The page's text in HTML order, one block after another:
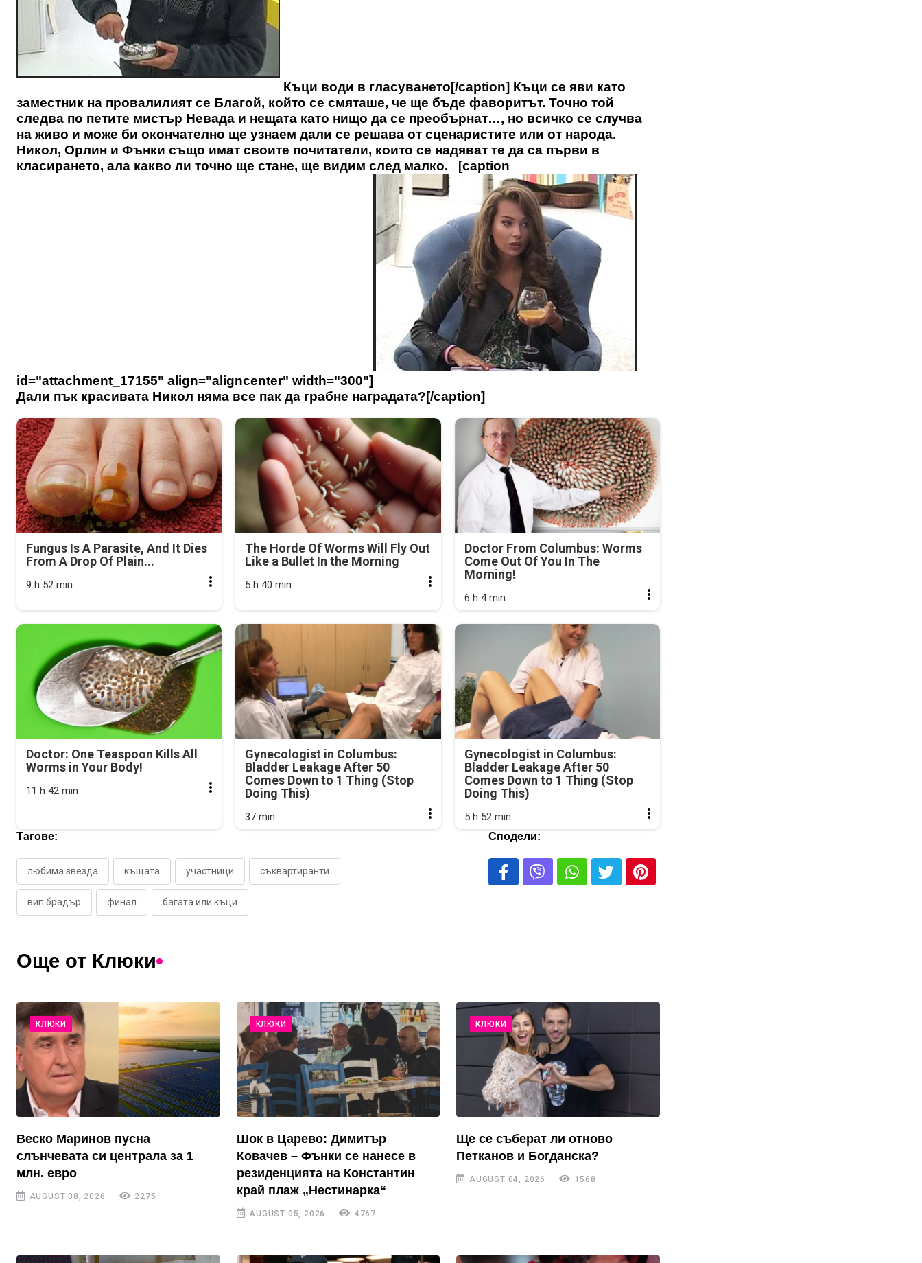
Къци води в гласуването[/caption] Къци се яви като
заместник на провалилият се Благой, който се смяташе, че ще бъде фаворитът. Точно той
следва по петите мистър Невада и нещата като нищо да се преобърнат…, но всичко се случва
на живо и може би окончателно ще узнаем дали се решава от сценаристите или от народа.
Никол, Орлин и Фънки също имат своите почитатели, които се надяват те да са първи в
класирането, ала какво ли точно ще стане, ще видим след малко. [caption
id="attachment_17155" align="aligncenter" width="300"]
Дали пък красивата Никол няма все пак да грабне наградата?[/caption]
Fungus Is A Parasite, And It Dies
From A Drop Of Plain...
9 h 52 min
The Horde Of Worms Will Fly Out
Like a Bullet In the Morning
5 h 40 min
Doctor From Columbus: Worms
Come Out Of You In The
Morning!
6 h 4 min
Doctor: One Teaspoon Kills All
Worms in Your Body!
11 h 42 min
Gynecologist in Columbus:
Bladder Leakage After 50
Comes Down to 1 Thing (Stop
Doing This)
37 min
Gynecologist in Columbus:
Bladder Leakage After 50
Comes Down to 1 Thing (Stop
Doing This)
5 h 52 min
Тагове:
любима звезда къщата участници съквартиранти
вип брадър финал багата или къци
Сподели:
Още от Клюки
КЛЮКИ
Веско Маринов пусна
слънчевата си централа за 1
млн. евро
AUGUST 08, 2026 2275
КЛЮКИ
Шок в Царево: Димитър
Ковачев – Фънки се нанесе в
резиденцията на Константин
край плаж „Нестинарка“
AUGUST 05, 2026 4767
КЛЮКИ
Ще се съберат ли отново
Петканов и Богданска?
AUGUST 04, 2026 1568